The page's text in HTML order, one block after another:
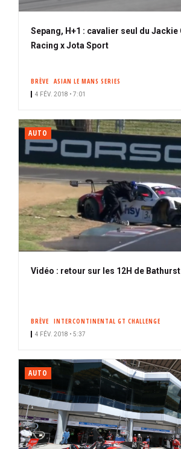
Sepang, H+1 : cavalier seul du Jackie
Racing x Jota Sport
BRÈVE ASIAN LE MANS SERIES
4 FÉV. 2018 • 7:01
AUTO
Vidéo : retour sur les 12H de
BRÈVE INTERCONTINENTAL GT CHALLENGE
4 FÉV. 2018 • 5:37
AUTO